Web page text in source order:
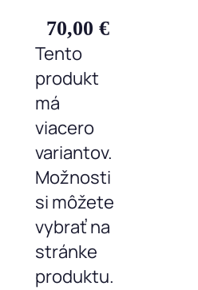
70,00 €
Tento
produkt
má
viacero
variantov.
Možnosti
si môžete
vybrať na
stránke
produktu.